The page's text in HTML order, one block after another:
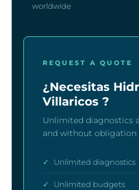
worldwide
REQUEST A QUOTE
¿Necesitas
Villaricos ?
Unlimited diagnostics
and without obligation
✓ Unlimited diagnostics
✓ Unlimited budgets